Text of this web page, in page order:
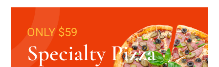
ONLY $59
Specialty Pizza